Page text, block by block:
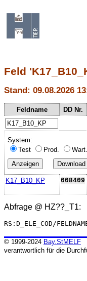
Feld
Stand: 09.08.2026
Feldname DD Nr.
System:
Test
Prod. Wart.
K17_B10_KP 008409
Abfrage @ HZ??_T1:
RS:D_ELE_COD/
© 1999-2024 Bay.StMELF
verantwortlich für die